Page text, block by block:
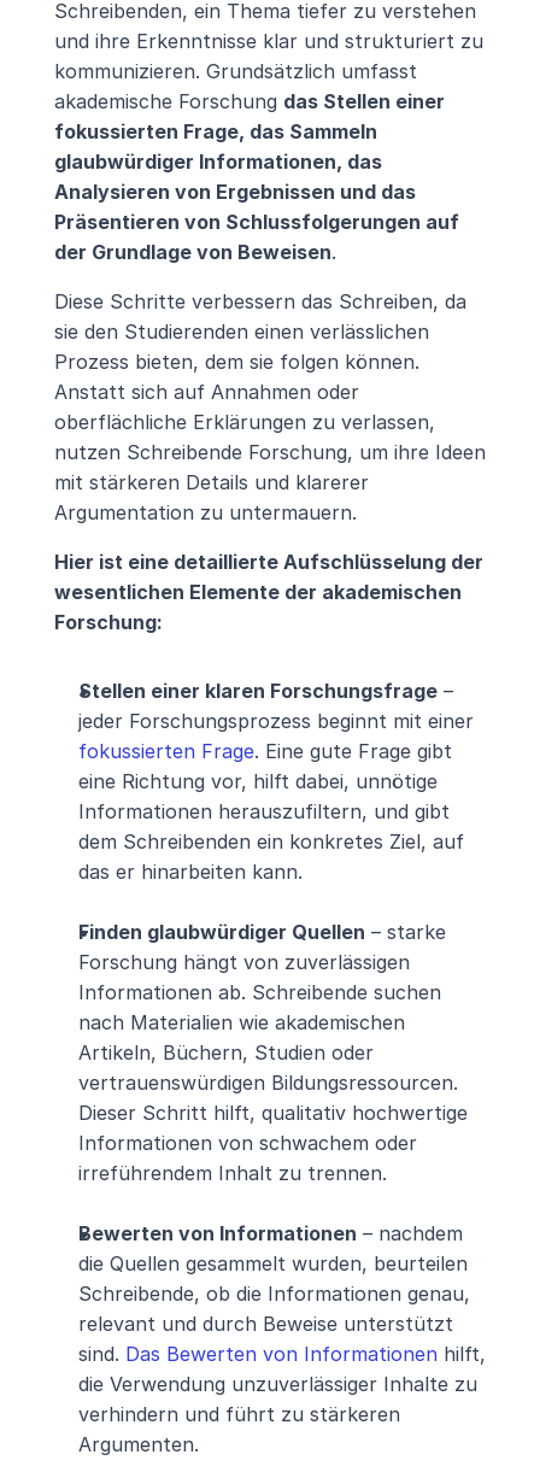
Schreibenden, ein Thema tiefer zu verstehen
und ihre Erkenntnisse klar und strukturiert zu
kommunizieren. Grundsätzlich umfasst
akademische Forschung das Stellen einer
fokussierten Frage, das Sammeln
glaubwürdiger Informationen, das
Analysieren von Ergebnissen und das
Präsentieren von Schlussfolgerungen auf
der Grundlage von Beweisen.
Diese Schritte verbessern das Schreiben, da
sie den Studierenden einen verlässlichen
Prozess bieten, dem sie folgen können.
Anstatt sich auf Annahmen oder
oberflächliche Erklärungen zu verlassen,
nutzen Schreibende Forschung, um ihre Ideen
mit stärkeren Details und klarerer
Argumentation zu untermauern.
Hier ist eine detaillierte Aufschlüsselung der
wesentlichen Elemente der akademischen
Forschung:
Stellen einer klaren Forschungsfrage –
jeder Forschungsprozess beginnt mit einer
fokussierten Frage. Eine gute Frage gibt
eine Richtung vor, hilft dabei, unnötige
Informationen herauszufiltern, und gibt
dem Schreibenden ein konkretes Ziel, auf
das er hinarbeiten kann.
Finden glaubwürdiger Quellen – starke
Forschung hängt von zuverlässigen
Informationen ab. Schreibende suchen
nach Materialien wie akademischen
Artikeln, Büchern, Studien oder
vertrauenswürdigen Bildungsressourcen.
Dieser Schritt hilft, qualitativ hochwertige
Informationen von schwachem oder
irreführendem Inhalt zu trennen.
Bewerten von Informationen – nachdem
die Quellen gesammelt wurden, beurteilen
Schreibende, ob die Informationen genau,
relevant und durch Beweise unterstützt
sind. Das Bewerten von Informationen hilft,
die Verwendung unzuverlässiger Inhalte zu
verhindern und führt zu stärkeren
Argumenten.